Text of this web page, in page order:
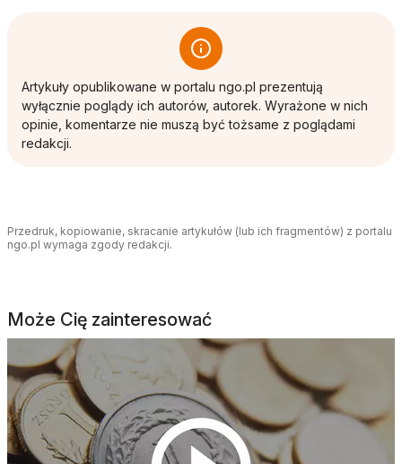
Artykuły opublikowane w portalu ngo.pl prezentują
wyłącznie poglądy ich autorów, autorek. Wyrażone w nich
opinie, komentarze nie muszą być tożsame z poglądami
redakcji.
Przedruk, kopiowanie, skracanie artykułów (lub ich fragmentów) z portalu
ngo.pl wymaga zgody redakcji.
Może Cię zainteresować